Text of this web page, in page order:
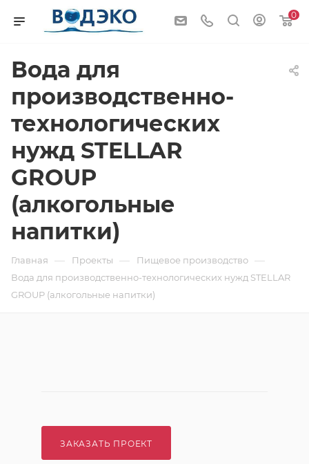
0
Вода для
производственно-
технологических
нужд STELLAR
GROUP
(алкогольные
напитки)
Главная — Проекты — Пищевое производство —
Вода для производственно-технологических нужд STELLAR
GROUP (алкогольные напитки)
ЗАКАЗАТЬ ПРОЕКТ